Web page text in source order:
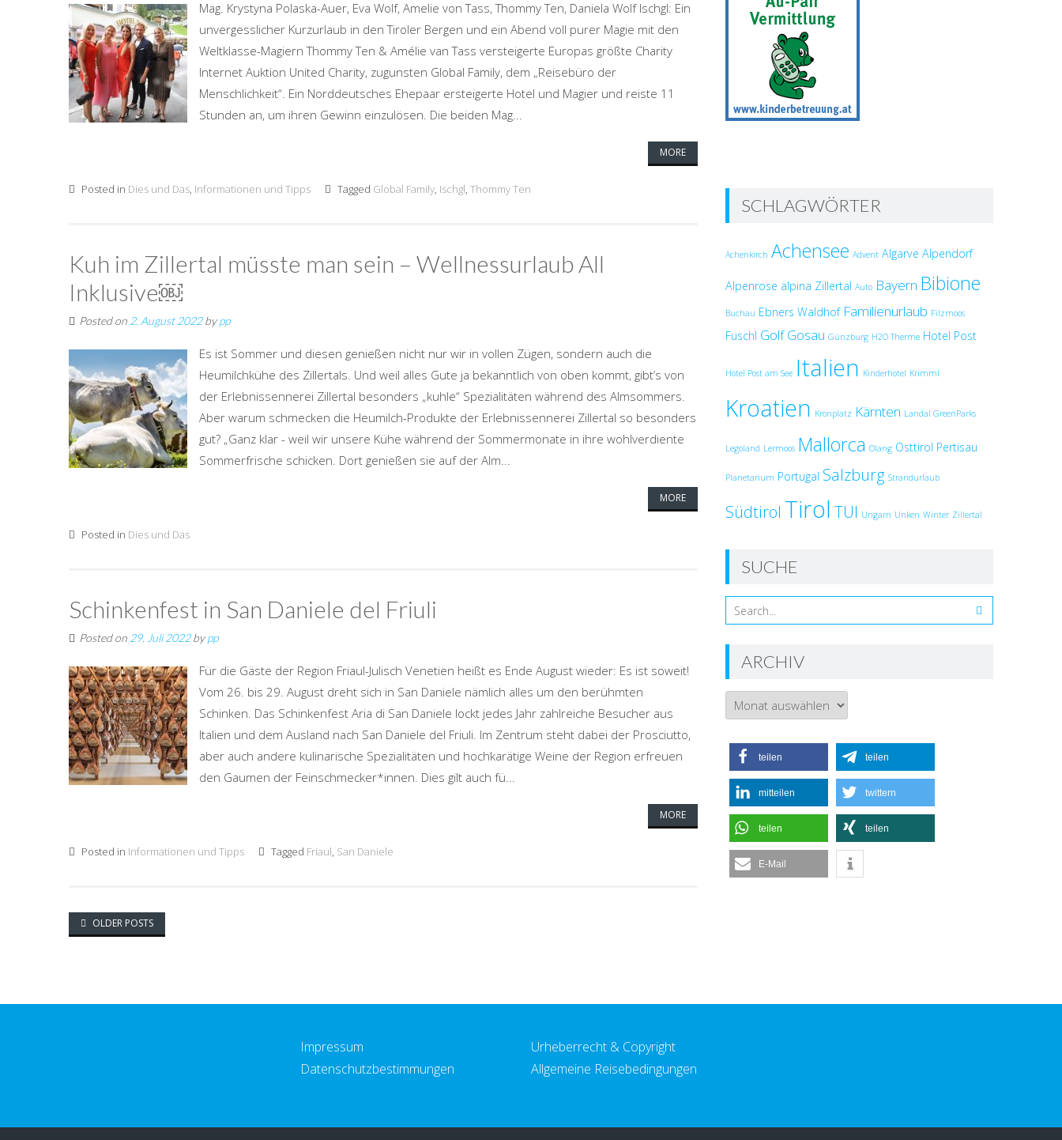
Mag. Krystyna Polaska-Auer, Eva Wolf, Amelie von Tass, Thommy Ten, Daniela Wolf Ischgl: Ein
unvergesslicher Kurzurlaub in den Tiroler Bergen und ein Abend voll purer Magie mit den
Weltklasse-Magiern Thommy Ten & Amélie van Tass versteigerte Europas größte Charity
Internet Auktion United Charity, zugunsten Global Family, dem „Reisebüro der
Menschlichkeit“. Ein Norddeutsches Ehepaar ersteigerte Hotel und Magier und reiste 11
Stunden an, um ihren Gewinn einzulösen. Die beiden Mag...
MORE
Posted in Dies und Das, Informationen und Tipps Tagged Global Family, Ischgl, Thommy Ten
Kuh im Zillertal müsste man sein – Wellnessurlaub All
Inklusive￼
Posted on 2. August 2022bypp
Es ist Sommer und diesen genießen nicht nur wir in vollen Zügen, sondern auch die
Heumilchkühe des Zillertals. Und weil alles Gute ja bekanntlich von oben kommt, gibt’s von
der Erlebnissennerei Zillertal besonders „kuhle“ Spezialitäten während des Almsommers.
Aber warum schmecken die Heumilch-Produkte der Erlebnissennerei Zillertal so besonders
gut? „Ganz klar - weil wir unsere Kühe während der Sommermonate in ihre wohlverdiente
Sommerfrische schicken. Dort genießen sie auf der Alm...
MORE
Posted in Dies und Das
Schinkenfest in San Daniele del Friuli
Posted on 29. Juli 2022bypp
Für die Gäste der Region Friaul-Julisch Venetien heißt es Ende August wieder: Es ist soweit!
Vom 26. bis 29. August dreht sich in San Daniele nämlich alles um den berühmten
Schinken. Das Schinkenfest Aria di San Daniele lockt jedes Jahr zahlreiche Besucher aus
Italien und dem Ausland nach San Daniele del Friuli. Im Zentrum steht dabei der Prosciutto,
aber auch andere kulinarische Spezialitäten und hochkarätige Weine der Region erfreuen
den Gaumen der Feinschmecker*innen. Dies gilt auch fü...
MORE
Posted in Informationen und Tipps Tagged Friaul, San Daniele
Posts
OLDER POSTS
SCHLAGWÖRTER
Achenkirch Achensee Advent Algarve Alpendorf
Alpenrose alpina Zillertal Auto Bayern Bibione
Buchau Ebners Waldhof Familienurlaub Filzmoos
Fuschl Golf Gosau Günzburg H2O Therme Hotel Post
Hotel Post am See Italien Kinderhotel Krimml
Kroatien Kronplatz Kärnten Landal GreenParks
Legoland Lermoos Mallorca Olang Osttirol Pertisau
Planetarium Portugal Salzburg Strandurlaub
Südtirol Tirol TUI Ungarn Unken Winter Zillertal
SUCHE
ARCHIV
Archiv
teilen teilen
mitteilen twittern
teilen teilen
E-Mail
Impressum
Datenschutzbestimmungen
Urheberrecht & Copyright
Allgemeine Reisebedingungen